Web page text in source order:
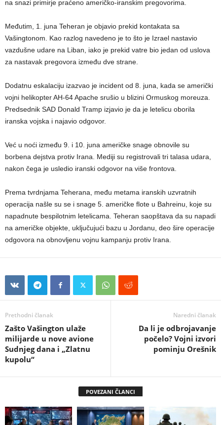
na snazi primirje praćeno američko-iranskim pregovorima.
Međutim, 1. juna Teheran je objavio prekid kontakata sa
Vašingtonom. Kao razlog navedeno je to što je Izrael nastavio
vazdušne udare na Liban, iako je prekid vatre bio jedan od uslova
za nastavak pregovora između dve strane.
Dodatnu eskalaciju izazvao je incident od 8. juna, kada se američki
vojni helikopter AH-64 Apache srušio u blizini Ormuskog moreuza.
Predsednik SAD Donald Tramp izjavio je da je letelicu oborila
iranska vojska i najavio odgovor.
Već u noći između 9. i 10. juna američke snage obnovile su
borbena dejstva protiv Irana. Mediji su registrovali tri talasa udara,
nakon čega je usledio iranski odgovor na više frontova.
Prema tvrdnjama Teherana, među metama iranskih uzvratnih
operacija našle su se i snage 5. američke flote u Bahreinu, koje su
napadnute bespilotnim letelicama. Teheran saopštava da su napadi
na američke objekte, uključujući bazu u Jordanu, deo šire operacije
odgovora na obnovljenu vojnu kampanju protiv Irana.
Prethodni članak
Zašto Vašington ulaže
milijarde u nove avione
Sudnjeg dana i „Zlatnu
kupolu“
Naredni članak
Da li je odbrojavanje
počelo? Vojni izvori
pominju Orešnik
POVEZANI ČLANCI